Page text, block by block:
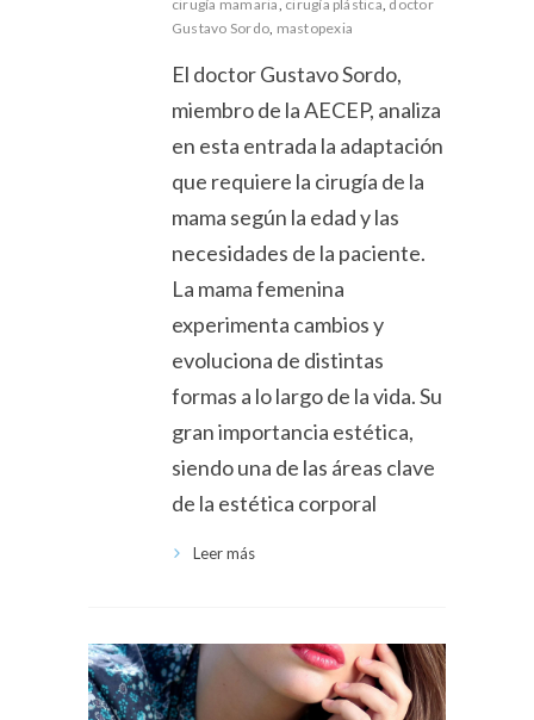
cirugía mamaria cirugía plástica doctor
Gustavo Sordo mastopexia
El doctor Gustavo Sordo,
miembro de la AECEP, analiza
en esta entrada la adaptación
que requiere la cirugía de la
mama según la edad y las
necesidades de la paciente.
La mama femenina
experimenta cambios y
evoluciona de distintas
formas a lo largo de la vida. Su
gran importancia estética,
siendo una de las áreas clave
de la estética corporal
Leer más